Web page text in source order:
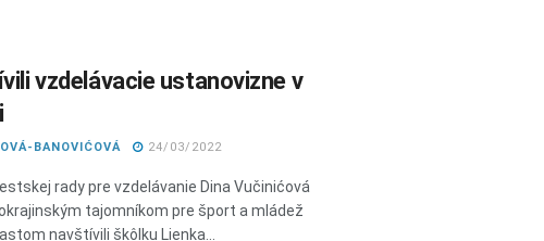
vzdelávacie ustanovizne v
BANOVIĆOVÁ 24/03/2022
rady pre vzdelávanie Dina Vučinićová
tajomníkom pre šport a mládež
navštívili škôlku Lienka...